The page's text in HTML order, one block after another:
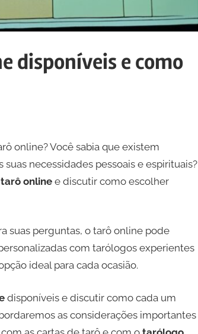
disponíveis e como
online? Você sabia que existem
necessidades pessoais e espirituais?
onlinee discutir como escolher
suas perguntas, o tarô online pode
com tarólogos experientes
ideal para cada ocasião.
disponíveis e discutir como cada um
as considerações importantes